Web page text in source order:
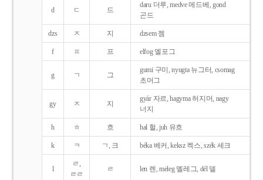
d ㄷ 드
daru 더루, medve 메드베, gond
곤드
dzs ㅈ 지 dzsem 젬
f ㅍ 프 elfog 엘포그
g ㄱ 그
gumi 구미, nyugta 뉴그터, csomag
초머그
gy ㅈ 지
gyár 자르, hagyma 허지머, nagy
너지
h ㅎ 흐 hal 헐, juh 유흐
k ㅋ ㄱ, 크 béka 베커, keksz 켁스, szék 세크
l
ㄹ,
ㄹㄹ
ㄹ len 렌, meleg 멜레그, dél 델